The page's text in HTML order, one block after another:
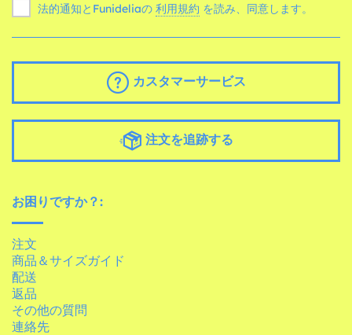
法的通知とFunideliaの 利用規約 を読み、同意します。
カスタマーサービス
注文を追跡する
お困りですか？:
注文
商品＆サイズガイド
配送
返品
その他の質問
連絡先